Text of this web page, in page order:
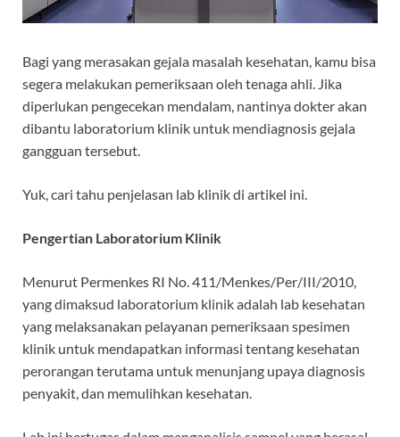
Bagi yang merasakan gejala masalah kesehatan, kamu bisa
segera melakukan pemeriksaan oleh tenaga ahli. Jika
diperlukan pengecekan mendalam, nantinya dokter akan
dibantu laboratorium klinik untuk mendiagnosis gejala
gangguan tersebut.
Yuk,cari tahu penjelasan lab klinik di artikel ini.
Pengertian Laboratorium Klinik
Menurut Permenkes RI No. 411/Menkes/Per/III/2010,
yang dimaksud laboratorium klinik adalah lab kesehatan
yang melaksanakan pelayanan pemeriksaan spesimen
klinik untuk mendapatkan informasi tentang kesehatan
perorangan terutama untuk menunjang upaya diagnosis
penyakit, dan memulihkan kesehatan.